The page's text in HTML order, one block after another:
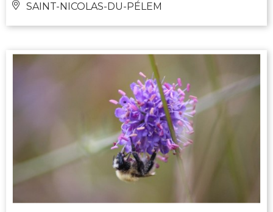
SAINT-NICOLAS-DU-PÉLEM